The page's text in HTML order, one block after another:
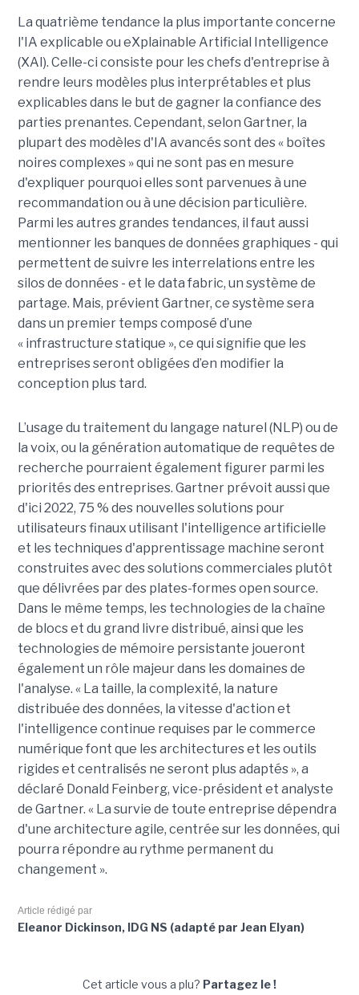
La quatrième tendance la plus importante concerne
l'IA explicable ou eXplainable Artificial Intelligence
(XAI). Celle-ci consiste pour les chefs d'entreprise à
rendre leurs modèles plus interprétables et plus
explicables dans le but de gagner la confiance des
parties prenantes. Cependant, selon Gartner, la
plupart des modèles d'IA avancés sont des « boîtes
noires complexes » qui ne sont pas en mesure
d'expliquer pourquoi elles sont parvenues à une
recommandation ou à une décision particulière.
Parmi les autres grandes tendances, il faut aussi
mentionner les banques de données graphiques - qui
permettent de suivre les interrelations entre les
silos de données - et le data fabric, un système de
partage. Mais, prévient Gartner, ce système sera
dans un premier temps composé d’une
« infrastructure statique », ce qui signifie que les
entreprises seront obligées d’en modifier la
conception plus tard.
L’usage du traitement du langage naturel (NLP) ou de
la voix, ou la génération automatique de requêtes de
recherche pourraient également figurer parmi les
priorités des entreprises. Gartner prévoit aussi que
d'ici 2022, 75 % des nouvelles solutions pour
utilisateurs finaux utilisant l'intelligence artificielle
et les techniques d'apprentissage machine seront
construites avec des solutions commerciales plutôt
que délivrées par des plates-formes open source.
Dans le même temps, les technologies de la chaîne
de blocs et du grand livre distribué, ainsi que les
technologies de mémoire persistante joueront
également un rôle majeur dans les domaines de
l'analyse. « La taille, la complexité, la nature
distribuée des données, la vitesse d'action et
l'intelligence continue requises par le commerce
numérique font que les architectures et les outils
rigides et centralisés ne seront plus adaptés », a
déclaré Donald Feinberg, vice-président et analyste
de Gartner. « La survie de toute entreprise dépendra
d'une architecture agile, centrée sur les données, qui
pourra répondre au rythme permanent du
changement ».
Article rédigé par
Eleanor Dickinson, IDG NS (adapté par Jean Elyan)
Cet article vous a plu? Partagez le !